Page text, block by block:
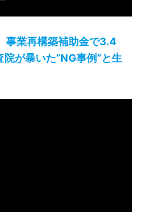
事業再構築補助金で3.4
が暴いた”NG事例”と生